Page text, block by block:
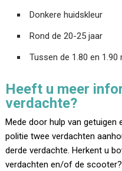
Donkere huidskleur
Rond de 20-25 jaar
Tussen de 1.80 en 1.90
Heeft u meer
verdachte?
Mede door hulp van getuigen
politie twee verdachten
derde verdachte. Herkent u
verdachten en/of de